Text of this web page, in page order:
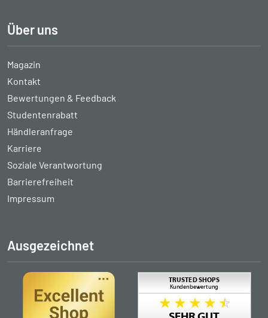
Über uns
Magazin
Kontakt
Bewertungen & Feedback
Studentenrabatt
Händleranfrage
Karriere
Soziale Verantwortung
Barrierefreiheit
Impressum
Ausgezeichnet